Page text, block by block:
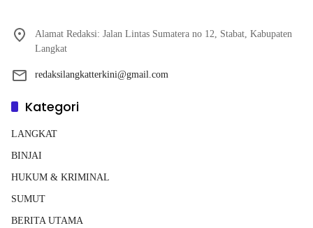
Alamat Redaksi: Jalan Lintas Sumatera no 12, Stabat, Kabupaten
Langkat
redaksilangkatterkini@gmail.com
Kategori
LANGKAT
BINJAI
HUKUM & KRIMINAL
SUMUT
BERITA UTAMA